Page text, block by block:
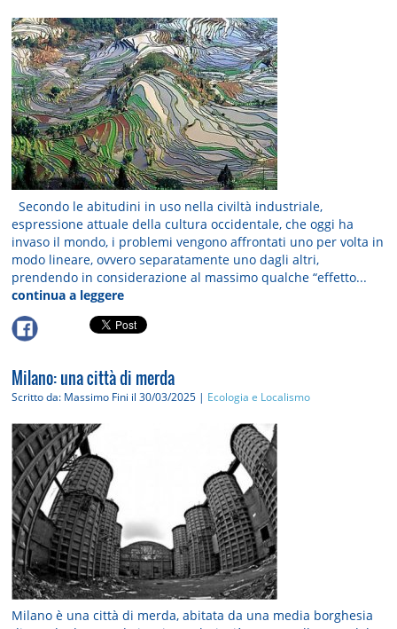
Secondo le abitudini in uso nella civiltà industriale,
espressione attuale della cultura occidentale, che oggi ha
invaso il mondo, i problemi vengono affrontati uno per volta in
modo lineare, ovvero separatamente uno dagli altri,
prendendo in considerazione al massimo qualche “effetto...
continua a leggere
Milano: una città di merda
Scritto da: Massimo Fini il 30/03/2025 | Ecologia e Localismo
Milano è una città di merda, abitata da una media borghesia